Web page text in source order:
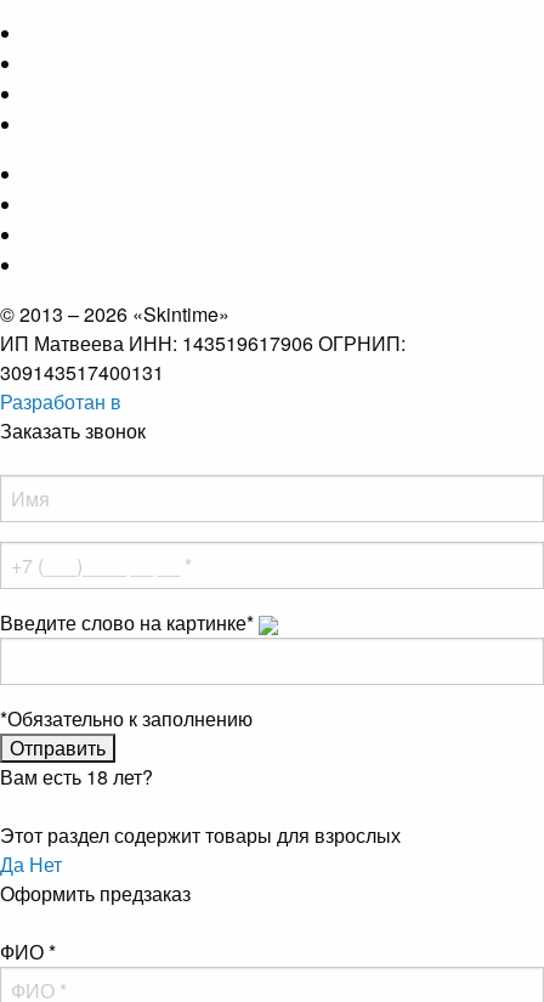
© 2013 – 2026 «Skintime»
ИП Матвеева ИНН: 143519617906 ОГРНИП:
309143517400131
Разработан в
Заказать звонок
Введите слово на картинке*
*Обязательно к заполнению
Вам есть 18 лет?
Этот раздел содержит товары для взрослых
Да Нет
Оформить предзаказ
ФИО*